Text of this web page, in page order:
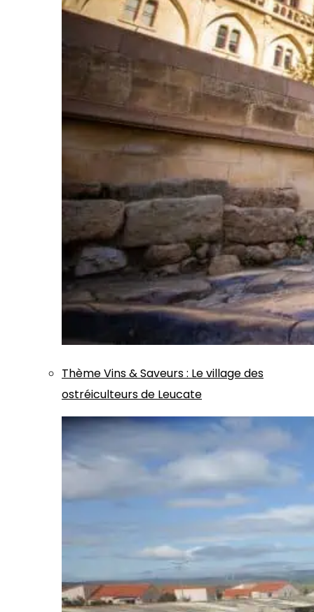
ThèmeVins & Saveurs: Le village des
ostréiculteurs de Leucate